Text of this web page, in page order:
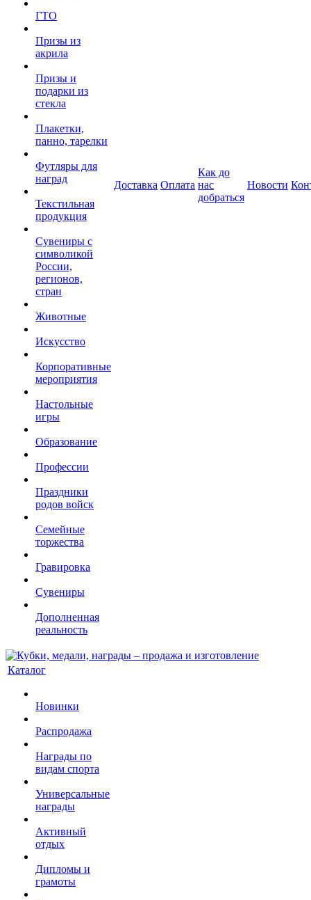
ГТО
Призы из
акрила
Призы и
подарки из
стекла
Плакетки,
панно, тарелки
Футляры для
наград
Текстильная
продукция
Сувениры с
символикой
России,
регионов,
стран
Животные
Искусство
Корпоративные
мероприятия
Настольные
игры
Образование
Профессии
Праздники
родов войск
Семейные
торжества
Гравировка
Сувениры
Дополненная
реальность
Доставка Оплата
Как до
нас
добраться
Новости
Каталог
Новинки
Распродажа
Награды по
видам спорта
Универсальные
награды
Активный
отдых
Дипломы и
грамоты